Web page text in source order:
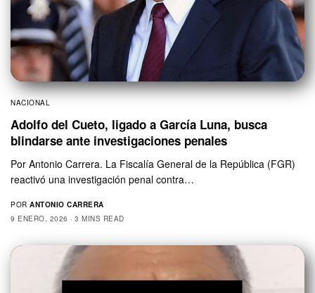
NACIONAL
Adolfo del Cueto, ligado a García Luna, busca
blindarse ante investigaciones penales
Por Antonio Carrera. La Fiscalía General de la República (FGR)
reactivó una investigación penal contra…
POR ANTONIO CARRERA
9 ENERO, 2026
3 MINS READ